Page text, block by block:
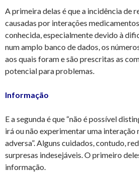
A primeira delas é que a incidência de
causadas por interações
conhecida, especialmente devido à
num amplo banco de dados, os
aos quais foram e são prescritas as
potencial para problemas.
Informação
E a segunda é que “não é possível
irá ou não experimentar uma interação
adversa”. Alguns cuidados, contudo,
surpresas indesejáveis. O primeiro
informação.